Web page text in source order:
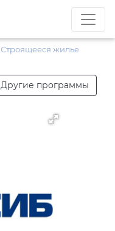
Строящееся жилье
Другие программы